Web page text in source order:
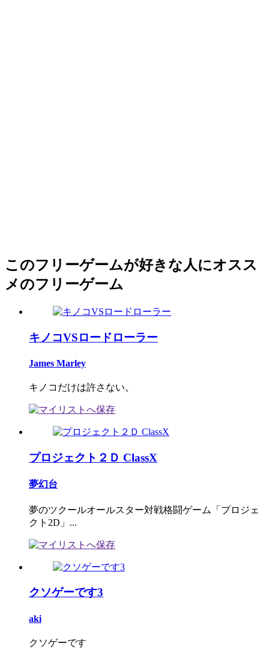
このフリーゲームが好きな人にオスス
メのフリーゲーム
キノコVSロードローラー
James Marley
キノコだけは許さない。
プロジェクト２Ｄ ClassX
夢幻台
夢のツクールオールスター対戦格闘ゲーム「プロジェ
クト2D」...
クソゲーです3
aki
クソゲーです